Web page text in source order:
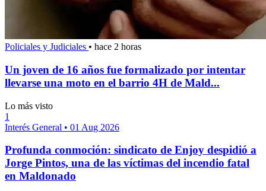
Policiales y Judiciales • hace 2 horas
Un joven de 16 años fue formalizado por intentar
llevarse una moto en el barrio 4H de Mald...
Lo más visto
1
Interés General • 01 Aug 2026
Profunda conmoción: sindicato de Enjoy despidió a
Jorge Pintos, una de las víctimas del incendio fatal
en Maldonado